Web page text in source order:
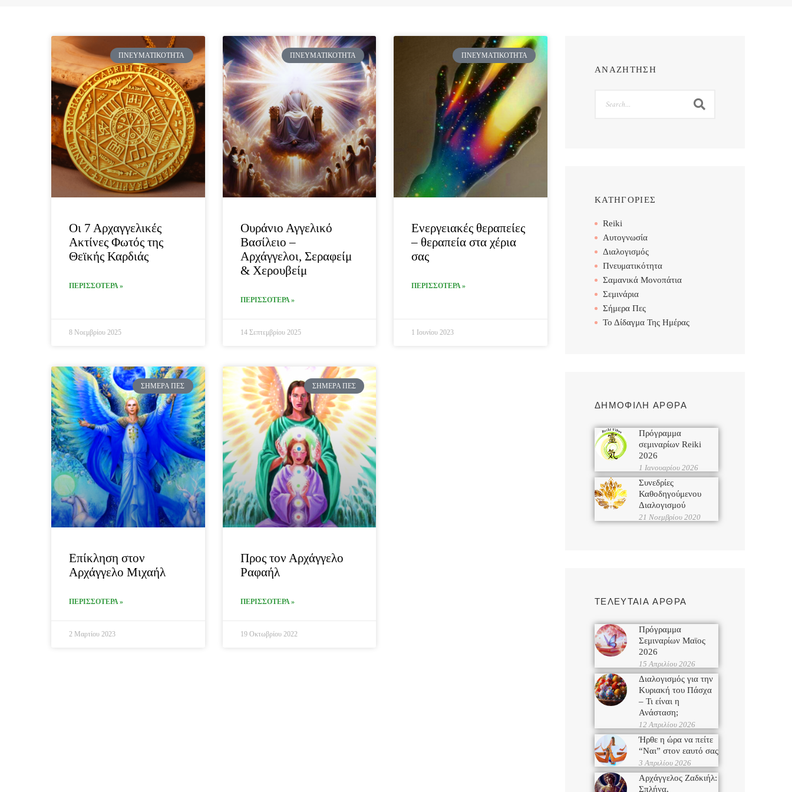
ΠΝΕΥΜΑΤΙΚΌΤΗΤΑ
Οι 7 Αρχαγγελικές
Ακτίνες Φωτός της
Θεϊκής Καρδιάς
ΠΕΡΙΣΣΟΤΕΡΑ »
8 Νοεμβρίου 2025
ΠΝΕΥΜΑΤΙΚΌΤΗΤΑ
Ουράνιο Αγγελικό
Βασίλειο –
Αρχάγγελοι, Σεραφείμ
& Χερουβείμ
ΠΕΡΙΣΣΟΤΕΡΑ »
14 Σεπτεμβρίου 2025
ΠΝΕΥΜΑΤΙΚΌΤΗΤΑ
Ενεργειακές θεραπείες
– θεραπεία στα χέρια
σας
ΠΕΡΙΣΣΟΤΕΡΑ »
1 Ιουνίου 2023
ΣΉΜΕΡΑ ΠΕΣ
Επίκληση στον
Αρχάγγελο Μιχαήλ
ΠΕΡΙΣΣΟΤΕΡΑ »
2 Μαρτίου 2023
ΣΉΜΕΡΑ ΠΕΣ
Προς τον Αρχάγγελο
Ραφαήλ
ΠΕΡΙΣΣΟΤΕΡΑ »
19 Οκτωβρίου 2022
ΑΝΑΖΗΤΗΣΗ
ΚΑΤΗΓΟΡΙΕΣ
Reiki
Αυτογνωσία
Διαλογισμός
Πνευματικότητα
Σαμανικά Μονοπάτια
Σεμινάρια
Σήμερα Πες
Το Δίδαγμα Της Ημέρας
ΔΗΜΟΦΙΛΗ ΑΡΘΡΑ
Πρόγραμμα
σεμιναρίων Reiki
2026
1 Ιανουαρίου 2026
Συνεδρίες
Καθοδηγούμενου
Διαλογισμού
21 Νοεμβρίου 2020
ΤΕΛΕΥΤΑΙΑ ΑΡΘΡΑ
Πρόγραμμα
Σεμιναρίων Μαϊος
2026
15 Απριλίου 2026
Διαλογισμός για την
Κυριακή του Πάσχα
– Τι είναι η
Ανάσταση;
12 Απριλίου 2026
Ήρθε η ώρα να πείτε
“Ναι” στον εαυτό σας
3 Απριλίου 2026
Αρχάγγελος Ζαδκιήλ:
Σπλήνα,